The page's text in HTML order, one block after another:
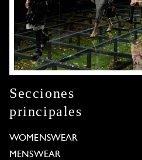
Secciones
principales
WOMENSWEAR
MENSWEAR